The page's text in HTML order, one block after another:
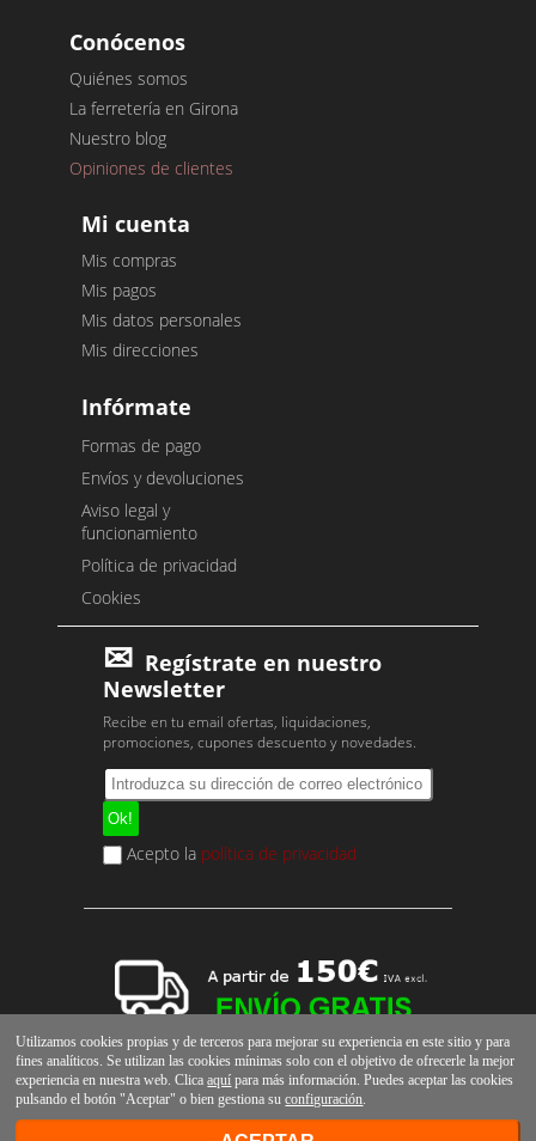
Conócenos
Quiénes somos
La ferretería en Girona
Nuestro blog
Opiniones de clientes
Mi cuenta
Mis compras
Mis pagos
Mis datos personales
Mis direcciones
Infórmate
Formas de pago
Envíos y devoluciones
Aviso legal y
funcionamiento
Política de privacidad
Cookies
Regístrate en nuestro
Newsletter
Recibe en tu email ofertas, liquidaciones,
promociones, cupones descuento y novedades.
Acepto la política de privacidad
Utilizamos cookies propias y de terceros para mejorar su experiencia en este sitio y para
fines analíticos. Se utilizan las cookies mínimas solo con el objetivo de ofrecerle la mejor
experiencia en nuestra web. Clicaaquí para más información. Puedes aceptar las cookies
pulsando el botón "Aceptar" o bien gestiona suconfiguración.